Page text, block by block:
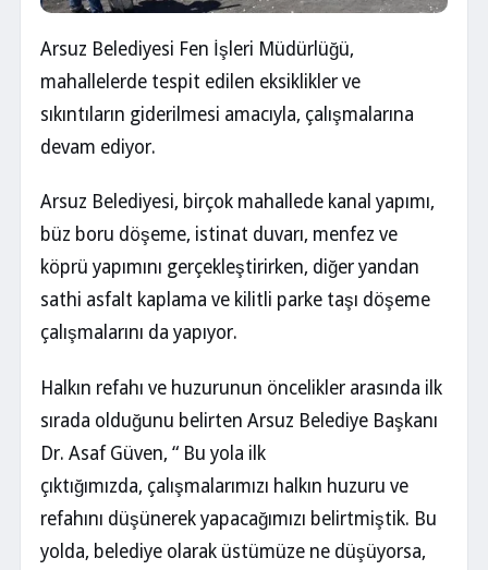
Arsuz Belediyesi Fen İşleri Müdürlüğü,
mahallelerde tespit edilen eksiklikler ve
sıkıntıların giderilmesi amacıyla, çalışmalarına
devam ediyor.
Arsuz Belediyesi, birçok mahallede kanal yapımı,
büz boru döşeme, istinat duvarı, menfez ve
köprü yapımını gerçekleştirirken, diğer yandan
sathi asfalt kaplama ve kilitli parke taşı döşeme
çalışmalarını da yapıyor.
Halkın refahı ve huzurunun öncelikler arasında ilk
sırada olduğunu belirten Arsuz Belediye Başkanı
Dr. Asaf Güven, “ Bu yola ilk
çıktığımızda, çalışmalarımızı halkın huzuru ve
refahını düşünerek yapacağımızı belirtmiştik. Bu
yolda, belediye olarak üstümüze ne düşüyorsa,